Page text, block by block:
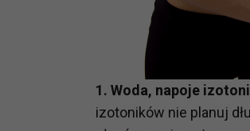
1. Woda, napoje
izotoników nie planuj